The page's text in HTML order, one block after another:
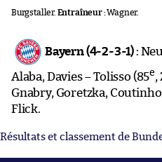
Burgstaller. Entraîneur :Wagner.
Bayern (4-2-3-1) :
Alaba, Davies – Tolisso (85e,
Gnabry, Goretzka,
Flick.
Résultats et classement de